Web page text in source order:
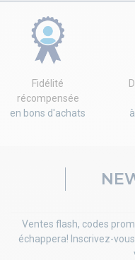
Fidélité
récompensée
en bons d'achats
Ventes flash, codes
échappera! Inscrivez-